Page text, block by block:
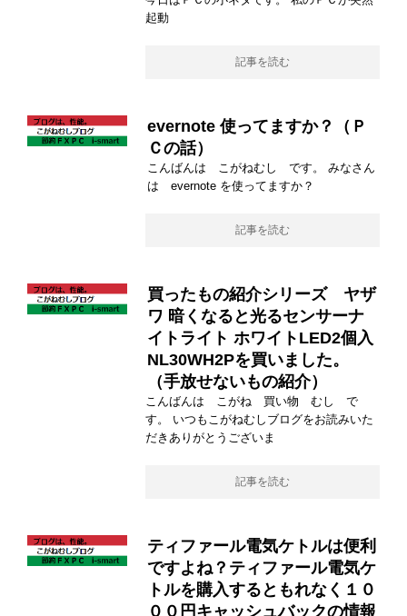
起動
記事を読む
evernote 使ってますか？（Ｐ
Ｃの話）
こんばんは こがねむし です。 みなさん
は evernote を使ってますか？
記事を読む
買ったもの紹介シリーズ ヤザ
ワ 暗くなると光るセンサーナ
イトライト ホワイトLED2個入
NL30WH2Pを買いました。
（手放せないもの紹介）
こんばんは こがね 買い物 むし で
す。 いつもこがねむしブログをお読みいた
だきありがとうございま
記事を読む
ティファール電気ケトルは便利
ですよね？ティファール電気ケ
トルを購入するともれなく１０
００円キャッシュバックの情報